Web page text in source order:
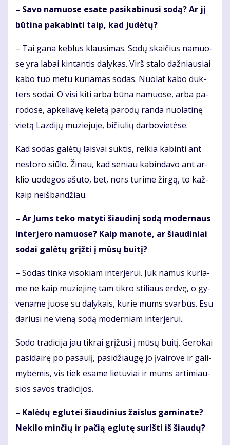
– Sa­vo na­muo­se esa­te pa­si­ka­bi­nu­si so­dą? Ar jį
bū­ti­na pa­ka­bin­ti taip, kad ju­dė­tų?
– Tai ga­na keb­lus klau­si­mas. So­dų skai­čius na­muo­
se yra la­bai kin­tan­tis da­ly­kas. Virš sta­lo daž­niau­siai
ka­bo tuo me­tu ku­ria­mas so­das. Nuo­lat ka­bo duk­
ters so­dai. O vi­si ki­ti ar­ba bū­na na­muo­se, ar­ba pa­
ro­do­se, ap­ke­lia­vę ke­le­tą pa­ro­dų ran­da nuo­la­ti­nę
vie­tą Laz­di­jų mu­zie­ju­je, bi­čiu­lių dar­bo­vie­tė­se.
Kad so­das ga­lė­tų lais­vai suk­tis, rei­kia ka­bin­ti ant
ne­sto­ro siū­lo. Ži­nau, kad se­niau ka­bin­da­vo ant ar­
klio uo­de­gos ašu­to, bet, nors tu­ri­me žir­gą, to kaž­
kaip ne­iš­ban­džiau.
– Ar Jums te­ko ma­ty­ti šiau­di­nį so­dą mo­der­naus
in­ter­je­ro na­muo­se? Kaip ma­no­te, ar šiau­di­niai
so­dai ga­lė­tų grįž­ti į mū­sų bui­tį?
– So­das tin­ka vi­so­kiam in­ter­je­rui. Juk na­mus ku­ria­
me ne kaip mu­zie­ji­nę tam tik­ro sti­liaus erd­vę, o gy­
ve­na­me juo­se su da­ly­kais, ku­rie mums svar­būs. Esu
da­riu­si ne vie­ną so­dą mo­der­niam in­ter­je­rui.
So­do tra­di­ci­ja jau tik­rai grį­žu­si į mū­sų bui­tį. Ge­ro­kai
pa­si­dai­rę po pa­sau­lį, pa­si­džiau­gę jo įvai­ro­ve ir ga­li­
my­bė­mis, vis tiek esa­me lie­tu­viai ir mums ar­ti­miau­
sios sa­vos tra­di­ci­jos.
– Ka­lė­dų eg­lu­tei šiau­di­nius žais­lus ga­mi­na­te?
Ne­ki­lo min­čių ir pa­čią eg­lu­tę su­riš­ti iš šiau­dų?